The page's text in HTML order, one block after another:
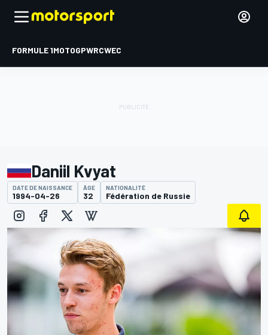
FORMULE 1MOTOGPWRCWEC
Daniil Kvyat
DATE DE NAISSANCE
1994-04-26
ÂGE
32
NATIONALITÉ
Fédération de Russie